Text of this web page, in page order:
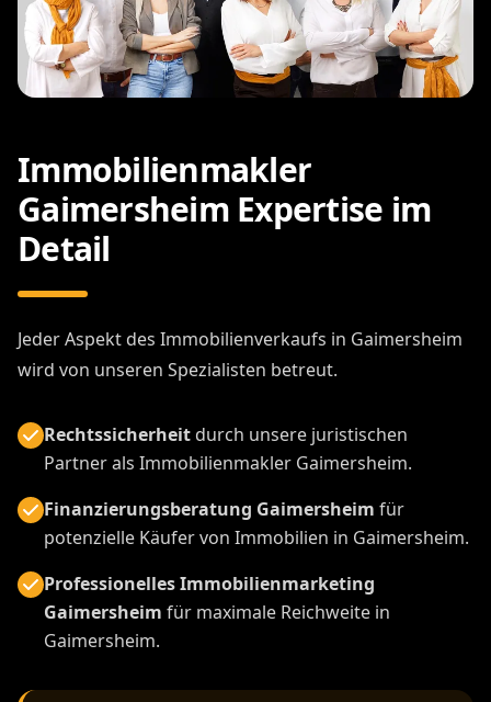
Immobilienmakler
Gaimersheim Expertise im
Detail
Jeder Aspekt des Immobilienverkaufs in Gaimersheim
wird von unseren Spezialisten betreut.
Rechtssicherheitdurch unsere juristischen
Partner als Immobilienmakler Gaimersheim.
Finanzierungsberatung Gaimersheim für
potenzielle Käufer von Immobilien in Gaimersheim.
Professionelles Immobilienmarketing
Gaimersheim für maximale Reichweite in
Gaimersheim.